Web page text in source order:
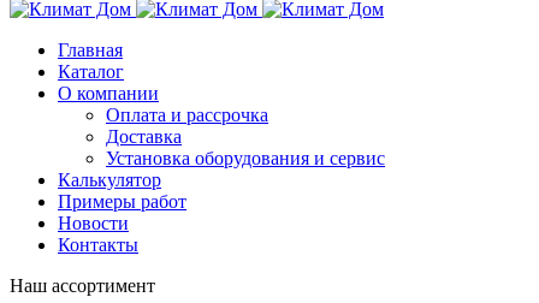
Главная
Каталог
О компании
Оплата и рассрочка
Доставка
Установка оборудования и сервис
Калькулятор
Примеры работ
Новости
Контакты
Наш ассортимент